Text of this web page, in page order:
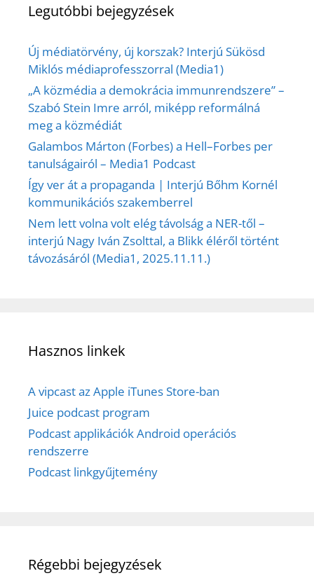
Legutóbbi bejegyzések
Új médiatörvény, új korszak? Interjú Sükösd
Miklós médiaprofesszorral (Media1)
„A közmédia a demokrácia immunrendszere” –
Szabó Stein Imre arról, miképp reformálná
meg a közmédiát
Galambos Márton (Forbes) a Hell–Forbes per
tanulságairól – Media1 Podcast
Így ver át a propaganda | Interjú Bőhm Kornél
kommunikációs szakemberrel
Nem lett volna volt elég távolság a NER-től –
interjú Nagy Iván Zsolttal, a Blikk éléről történt
távozásáról (Media1, 2025.11.11.)
Hasznos linkek
A vipcast az Apple iTunes Store-ban
Juice podcast program
Podcast applikációk Android operációs
rendszerre
Podcast linkgyűjtemény
Régebbi bejegyzések